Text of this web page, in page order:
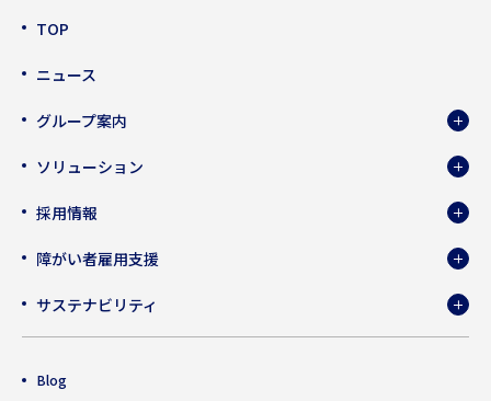
TOP
ニュース
グループ案内
ソリューション
採用情報
障がい者雇用支援
サステナビリティ
Blog